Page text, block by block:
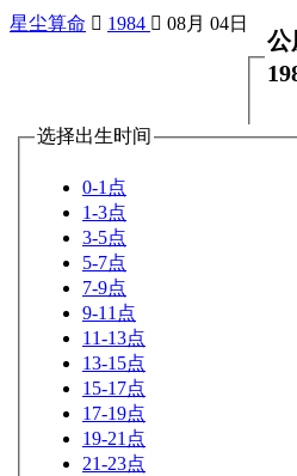
星尘算命  1984  08月 04日
公
选择出生时间
0-1点
1-3点
3-5点
5-7点
7-9点
9-11点
11-13点
13-15点
15-17点
17-19点
19-21点
21-23点